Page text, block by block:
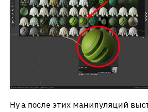
Ну а после этих манипуляций